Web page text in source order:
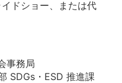
ドショー、または代
事務局
SDGs・ESD 推進課